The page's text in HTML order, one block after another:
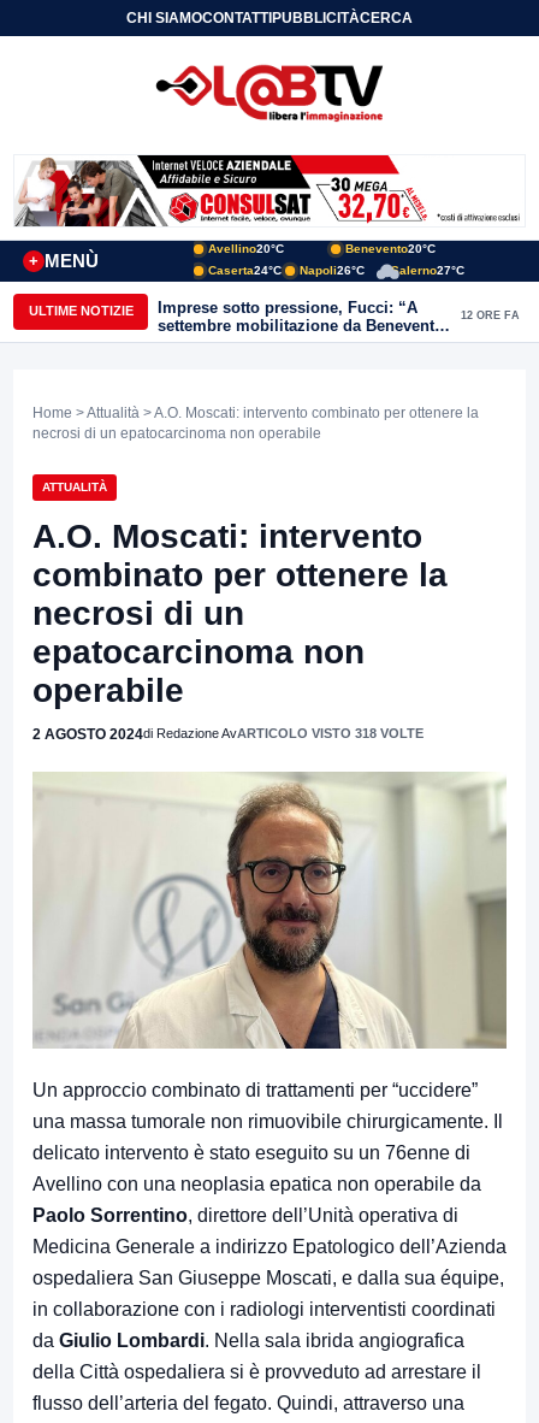
CHI SIAMOCONTATTIPUBBLICITÀCERCA
MENÙ
+
Avellino20°C Benevento20°C
Caserta24°C Napoli26°C Salerno27°C
ULTIME NOTIZIE
Imprese sotto pressione, Fucci: “A
settembre mobilitazione da Benevento
e Avellino”
12 ORE FA
Home >Attualità > A.O. Moscati: intervento combinato per ottenere la
necrosi di un epatocarcinoma non operabile
ATTUALITÀ
A.O. Moscati: intervento
combinato per ottenere la
necrosi di un
epatocarcinoma non
operabile
2 AGOSTO 2024di Redazione AvARTICOLO VISTO 318 VOLTE
Un approccio combinato di trattamenti per “uccidere”
una massa tumorale non rimuovibile chirurgicamente. Il
delicato intervento è stato eseguito su un 76enne di
Avellino con una neoplasia epatica non operabile da
Paolo Sorrentino, direttore dell’Unità operativa di
Medicina Generale a indirizzo Epatologico dell’Azienda
ospedaliera San Giuseppe Moscati, e dalla sua équipe,
in collaborazione con i radiologi interventisti coordinati
da Giulio Lombardi. Nella sala ibrida angiografica
della Città ospedaliera si è provveduto ad arrestare il
flusso dell’arteria del fegato. Quindi, attraverso una